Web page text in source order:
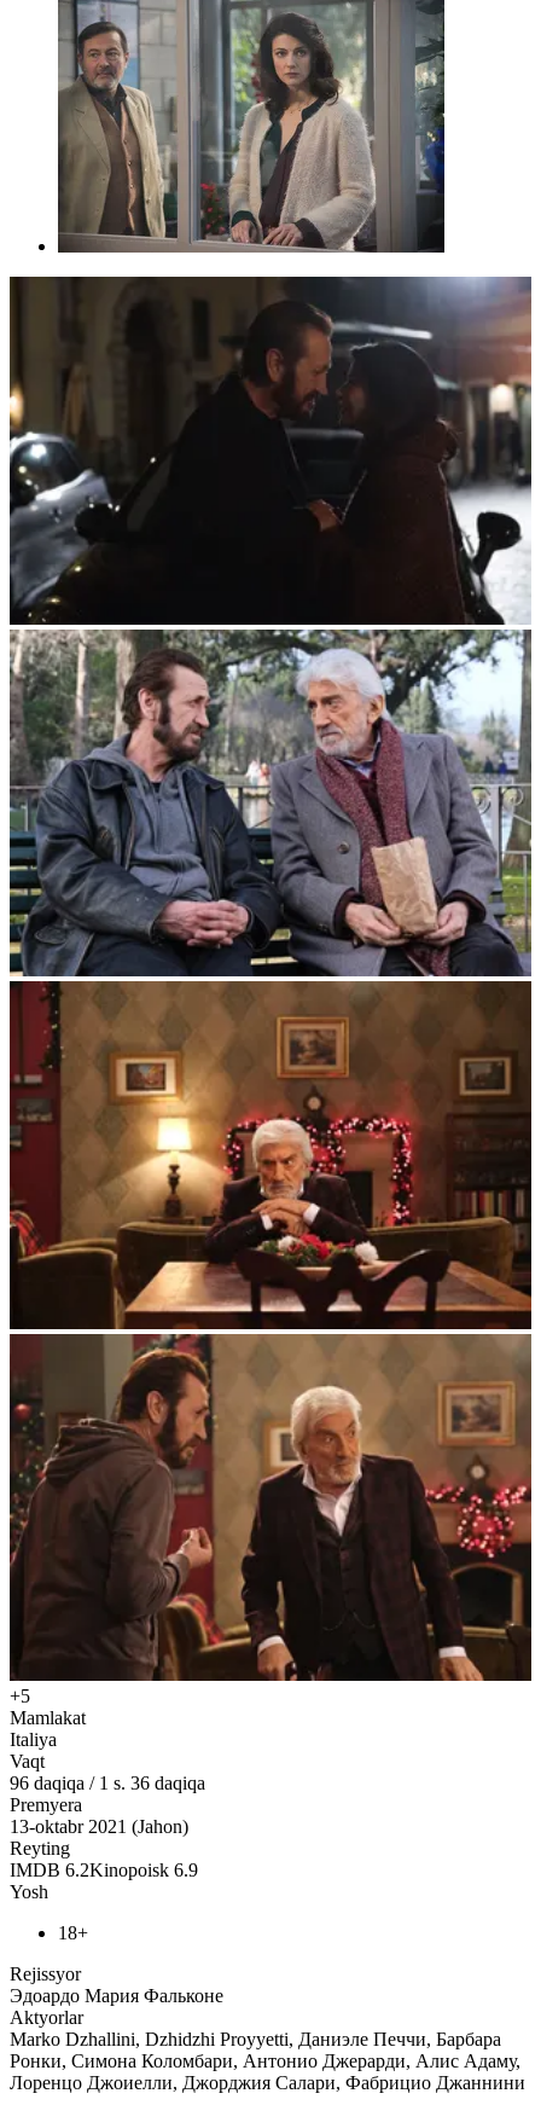
+5
Mamlakat
Italiya
Vaqt
96 daqiqa / 1 s. 36 daqiqa
Premyera
13-oktabr 2021 (Jahon)
Reyting
IMDB 6.2Kinopoisk 6.9
Yosh
18+
Rejissyor
Эдоардо Мария Фальконе
Aktyorlar
Marko Dzhallini, Dzhidzhi Proyyetti, Даниэле Печчи, Барбара
Ронки, Симона Коломбари, Антонио Джерарди, Алис Адаму,
Лоренцо Джоиелли, Джорджия Салари, Фабрицио Джаннини